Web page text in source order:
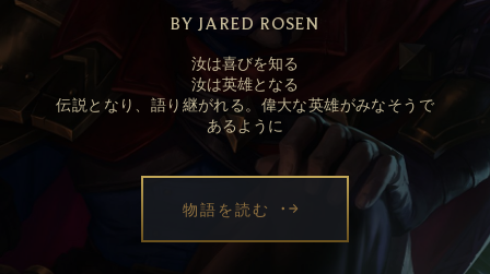
BY JARED ROSEN
汝は喜びを知る
汝は英雄となる
伝説となり、語り継がれる。偉大な英雄がみなそうで
あるように
物語を読む